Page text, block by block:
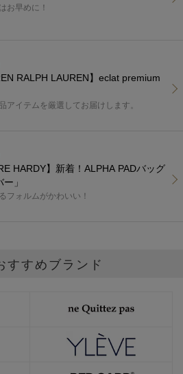
お早めに！
RALPH LAUREN】eclat premium
アイテムを厳選してお届けします。
HARDY】新着！ALPHA PADバッグ
ー」
フォルムがかわいい！
すめブランド